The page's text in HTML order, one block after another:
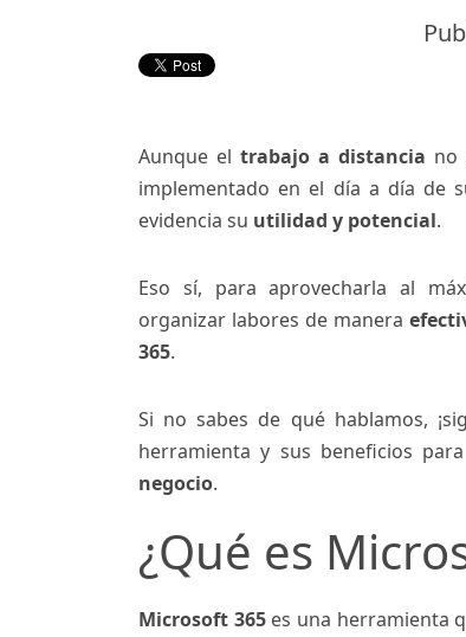
Aunque el trabajo a distancia no
implementado en el día a día de
evidencia su utilidad y potencial.
Eso sí, para aprovecharla al
organizar labores de manera
365.
Si no sabes de qué hablamos,
herramienta y sus beneficios para
negocio.
¿Qué es
Microsoft 365es una herramienta